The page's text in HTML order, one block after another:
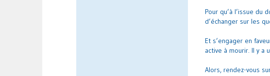
Pour qu’à l’issue du
d’échanger sur les
Et s’engager en
active à mourir. Il y a
Alors, rendez-vous